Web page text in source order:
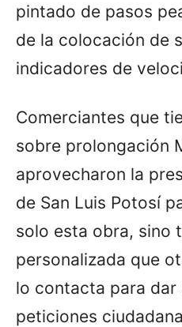
pintado de pasos
de la colocación de
indicadores de
Comerciantes que
sobre prolongación
aprovecharon la
de San Luis Potosí
solo esta obra, sino
personalizada que
lo contacta para dar
peticiones